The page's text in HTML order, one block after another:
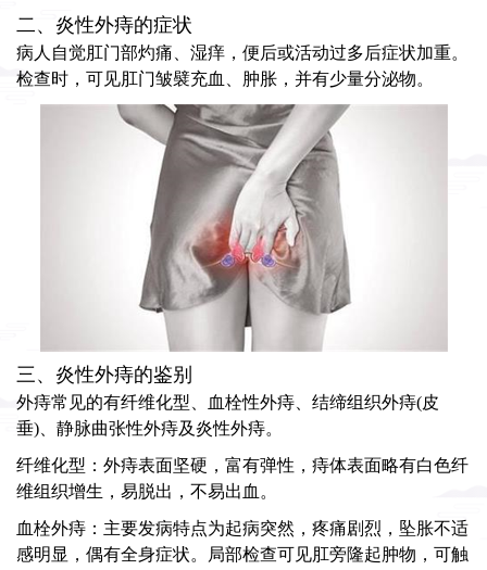
二、炎性外痔的症状
病人自觉肛门部灼痛、湿痒，便后或活动过多后症状加重。
检查时，可见肛门皱襞充血、肿胀，并有少量分泌物。
三、炎性外痔的鉴别
外痔常见的有纤维化型、血栓性外痔、结缔组织外痔(皮
垂)、静脉曲张性外痔及炎性外痔。
纤维化型：外痔表面坚硬，富有弹性，痔体表面略有白色纤
维组织增生，易脱出，不易出血。
血栓外痔：主要发病特点为起病突然，疼痛剧烈，坠胀不适
感明显，偶有全身症状。局部检查可见肛旁隆起肿物，可触